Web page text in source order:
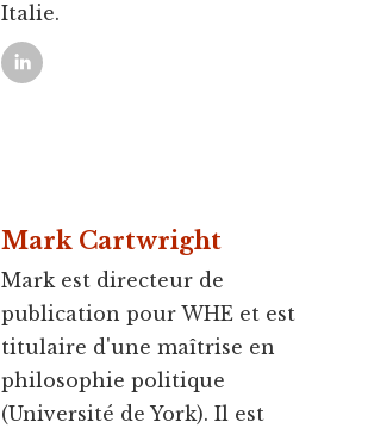
Italie.
Mark Cartwright
Mark est directeur de
publication pour WHE et est
titulaire d'une maîtrise en
philosophie politique
(Université de York). Il est